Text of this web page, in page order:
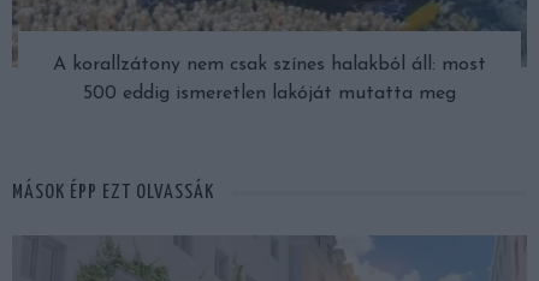
A korallzátony nem csak színes halakból áll: most
500 eddig ismeretlen lakóját mutatta meg
MÁSOK ÉPP EZT OLVASSÁK